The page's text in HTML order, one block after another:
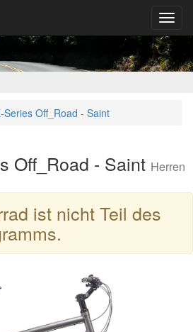
Off_Road - Saint
Off_Road - Saint Herren
ist nicht Teil des